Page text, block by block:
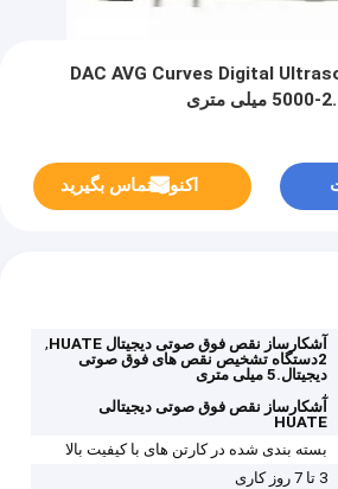
DAC AVG Curves Digital
اکنون تماس بگیرید
آشکارساز نقص فوق صوتی دیجیتال HUATE
,
2دستگاه تشخیص نقص های فوق صوتی
دیجیتال.5 میلی متری
,
آشکارساز نقص فوق صوتی دیجیتالی
HUATE
بسته بندی شده در کارتن های با کیفیت بالا
3 تا 7 روز کاری